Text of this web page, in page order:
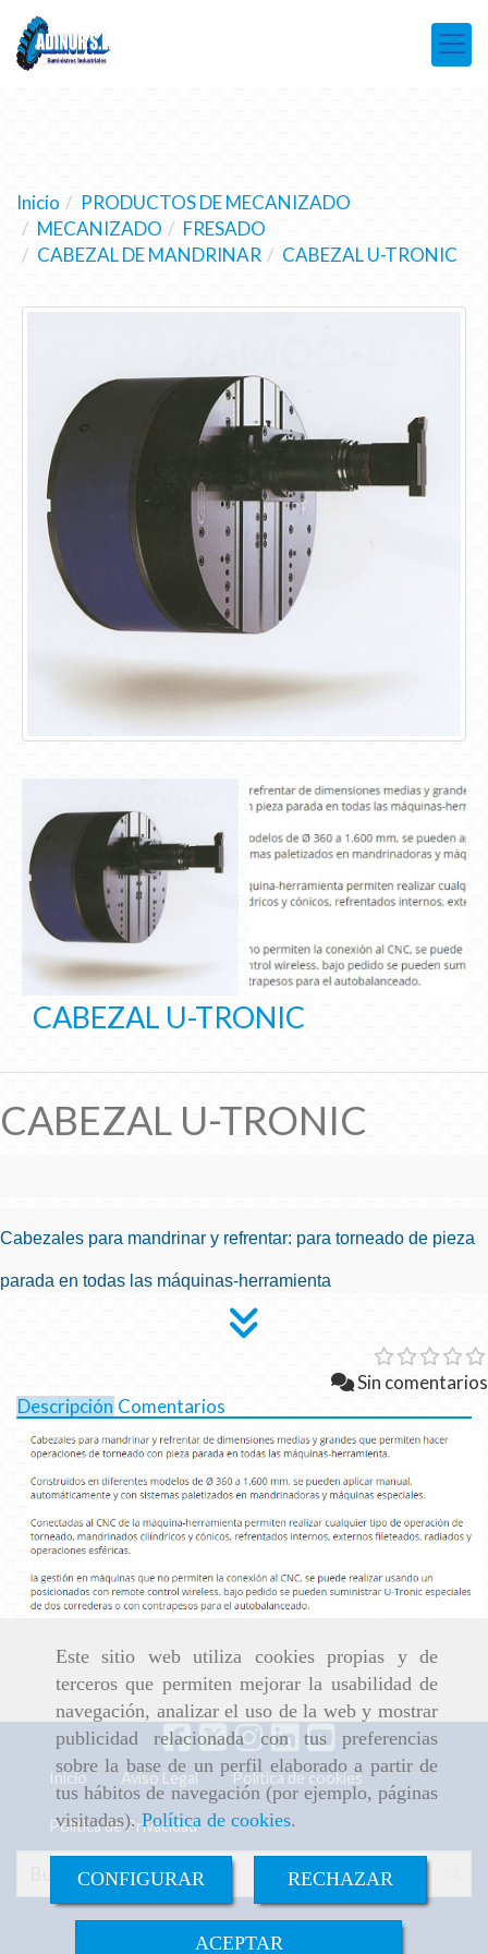
Este sitio web utiliza cookies propias y de
terceros que permiten mejorar la usabilidad de
navegación, analizar el uso de la web y mostrar
publicidad relacionada con tus preferencias
sobre la base de un perfil elaborado a partir de
tus hábitos de navegación (por ejemplo, páginas
visitadas).Política de cookies.
CONFIGURAR RECHAZAR
ACEPTAR
Inicio
PRODUCTOS DE MECANIZADO
MECANIZADO
FRESADO
CABEZAL DE MANDRINAR
CABEZAL U-TRONIC
CABEZAL U-TRONIC
CABEZAL U-TRONIC
Cabezales para mandrinar y refrentar: para torneado de pieza
parada en todas las máquinas-herramienta
Sin comentarios
Descripción Comentarios
Inicio Aviso Legal Política de cookies
Política de Privacidad